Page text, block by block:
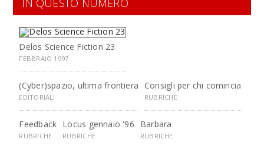
IN QUESTO NUMERO
Delos Science Fiction 23
FEBBRAIO 1997
(Cyber)spazio, ultima frontiera
EDITORIALI
Consigli per chi comincia
RUBRICHE
Feedback
RUBRICHE
Locus gennaio '96
RUBRICHE
Barbara
RUBRICHE